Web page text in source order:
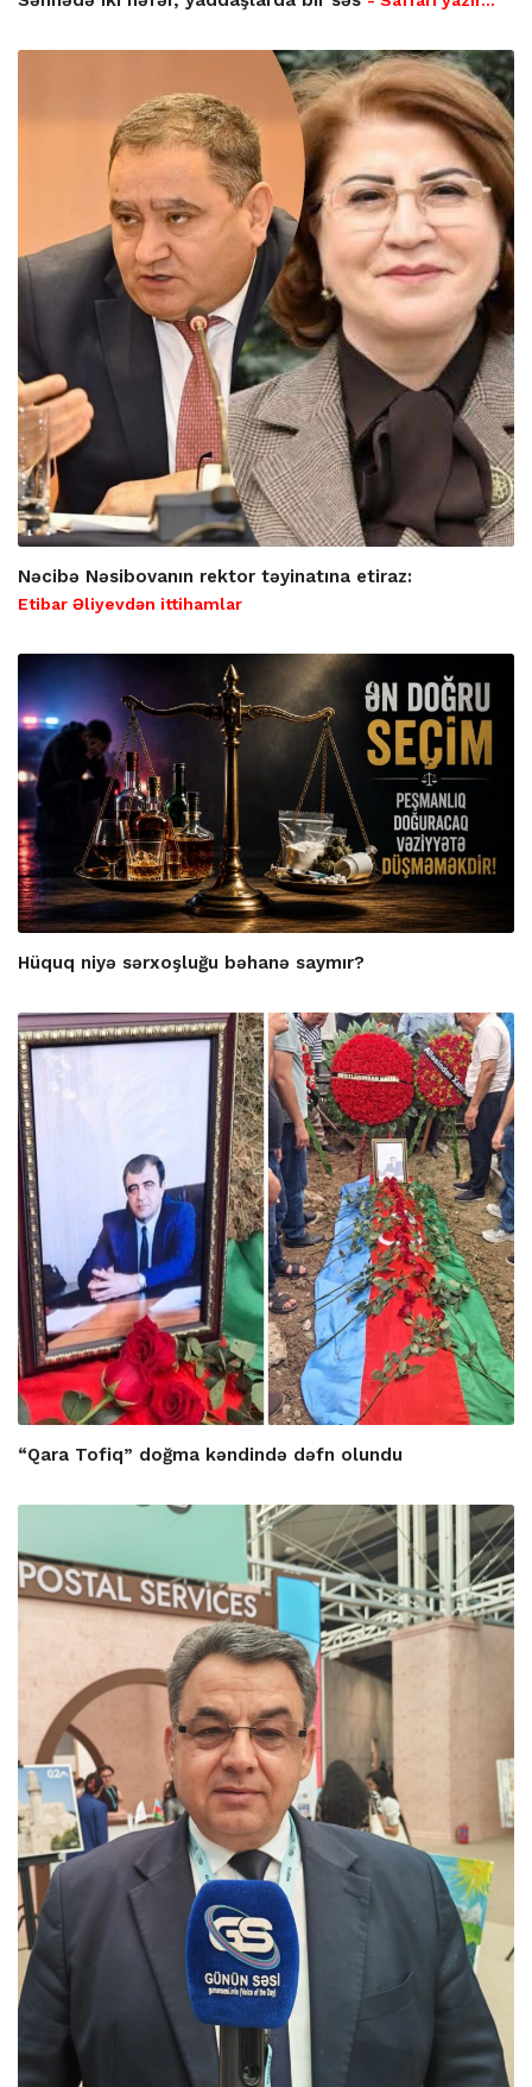
Nəcibə Nəsibovanın rektor təyinatına etiraz:
Etibar Əliyevdən ittihamlar
Hüquq niyə sərxoşluğu bəhanə saymır?
“Qara Tofiq” doğma kəndində dəfn olundu